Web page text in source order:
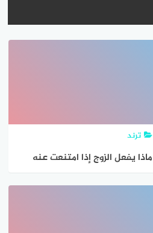
ترند
ماذا يفعل الزوج إذا امتنعت عنه